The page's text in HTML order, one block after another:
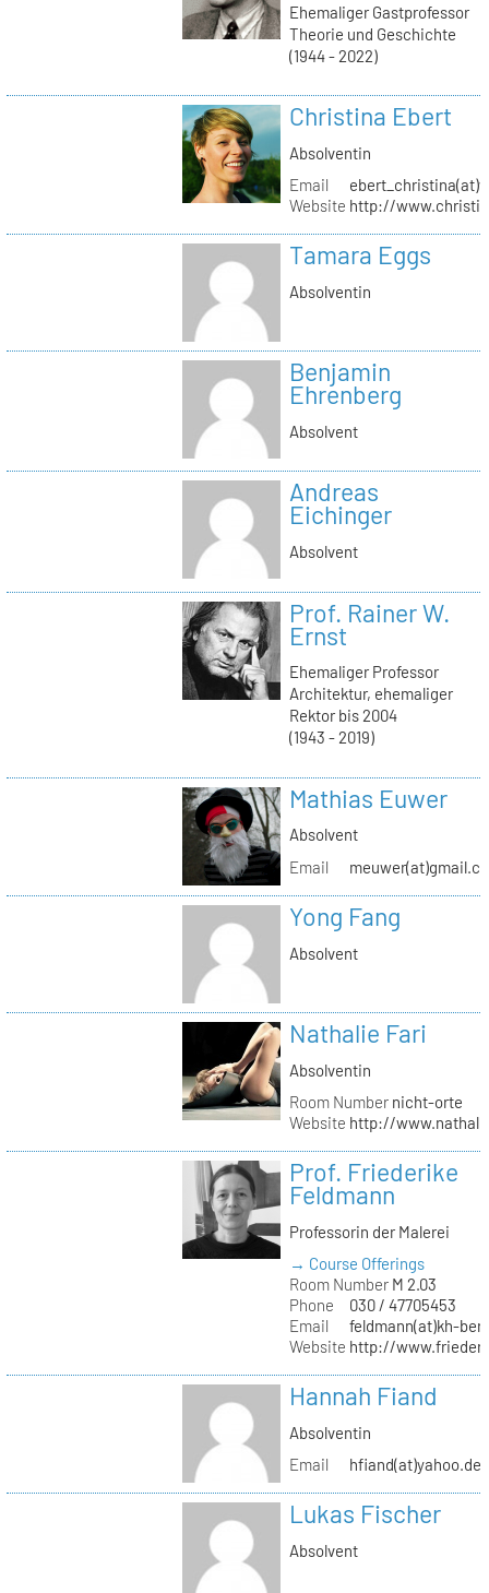
Ehemaliger Gastprofessor
Theorie und Geschichte
(1944 - 2022)
Christina Ebert
Absolventin
Email
Website http://
Tamara Eggs
Absolventin
Benjamin
Ehrenberg
Absolvent
Andreas
Eichinger
Absolvent
Prof. Rainer W.
Ernst
Ehemaliger Professor
Architektur, ehemaliger
Rektor bis 2004
(1943 - 2019)
Mathias Euwer
Absolvent
Email
Yong Fang
Absolvent
Nathalie Fari
Absolventin
Room Numbernicht-orte
Website http://
Prof. Friederike
Feldmann
Professorin der Malerei
→ Course Offerings
Room NumberM 2.03
Phone
030 / 47705453
Email
feldmann(at)kh-
Website http://
Hannah Fiand
Absolventin
Email
hfiand(at)yahoo.de
Lukas Fischer
Absolvent